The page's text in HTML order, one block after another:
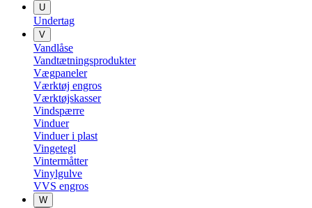
U
Undertag
V
Vandlåse
Vandtætningsprodukter
Vægpaneler
Værktøj engros
Værktøjskasser
Vindspærre
Vinduer
Vinduer i plast
Vingetegl
Vintermåtter
Vinylgulve
VVS engros
W